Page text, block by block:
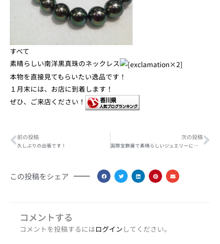
すべて
素晴らしい南洋黒真珠のネックレス
本物を直接見てもらいたい逸品です！
１月末には、お店に到着します！
ぜひ、ご来店ください！
Prev
前の投稿
久しぶりの出張です！
次の投稿
国際宝飾展で素晴らしいジュエリーに出会いました ２
この投稿をシェア
コメントする
コメントを投稿するにはログイン してください。